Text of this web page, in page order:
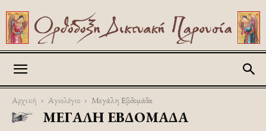
Αρχική Αγιολόγιο Μεγάλη Εβδομάδα
ΜΕΓΆΛΗ ΕΒΔΟΜΆΔΑ